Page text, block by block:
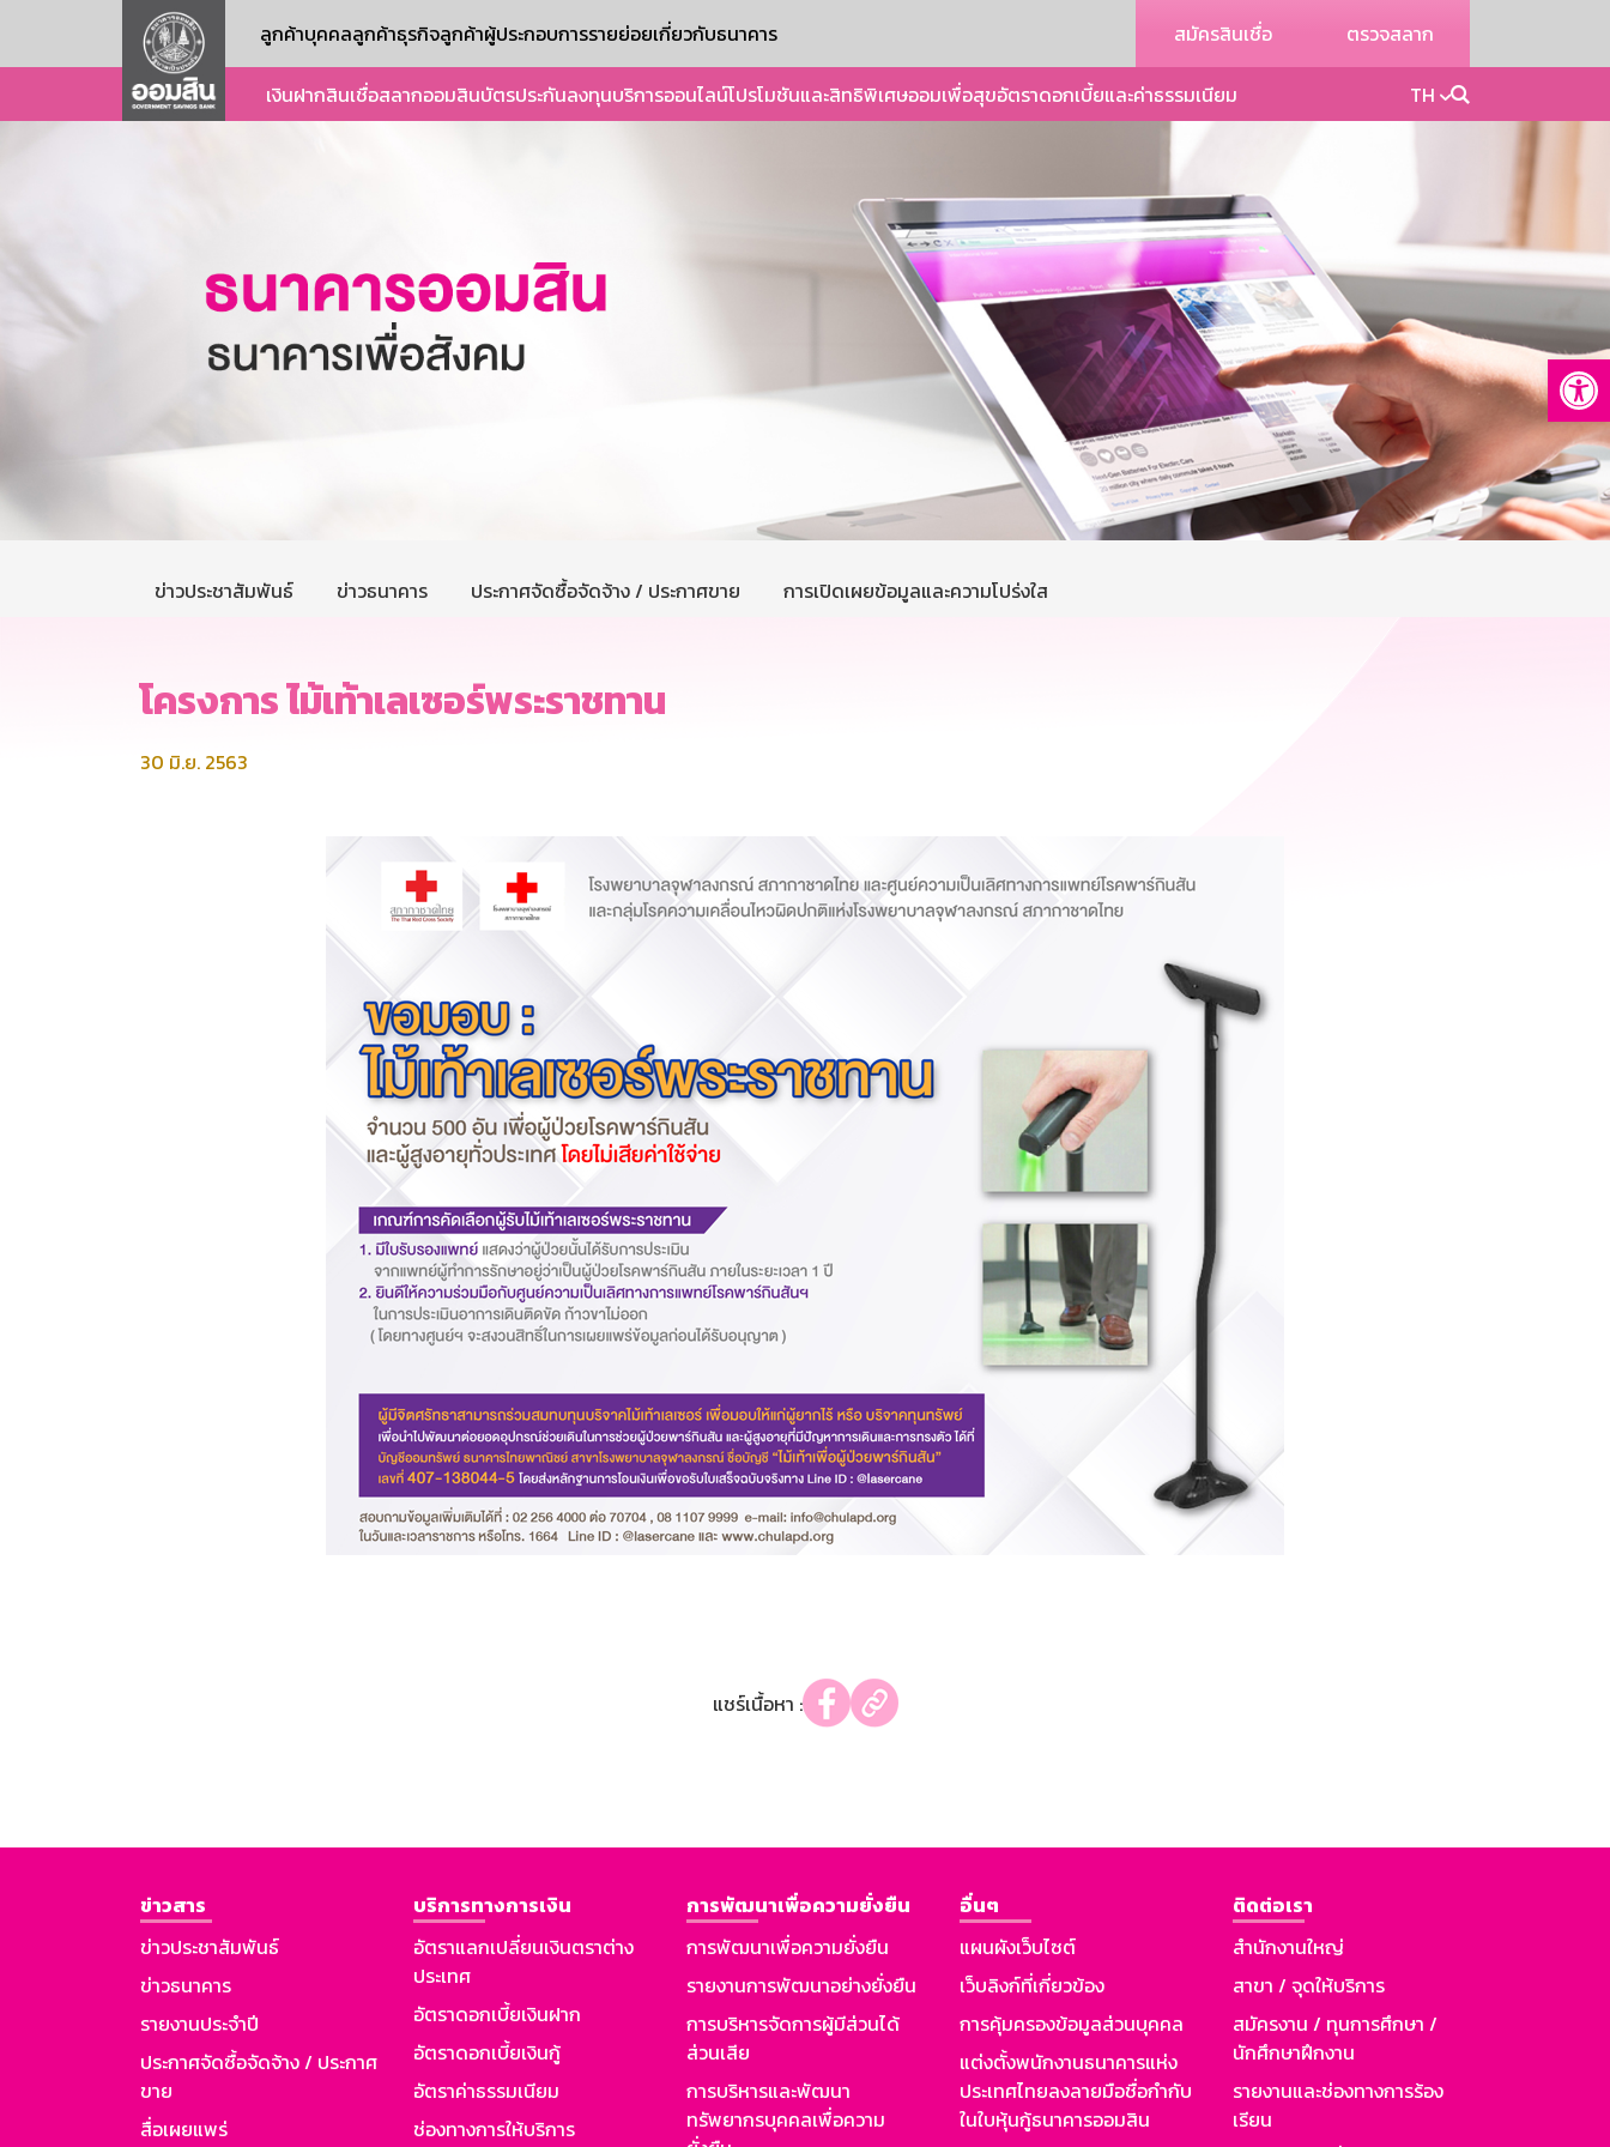
ลูกค้าบุคคลลูกค้าธุรกิจลูกค้าผู้ประกอบการรายย่อยเกี่ยวกับธนาคาร สมัครสินเชื่อ ตรวจสลาก
เงินฝากสินเชื่อสลากออมสินบัตรประกันลงทุนบริการออนไลน์โปรโมชันและสิทธิพิเศษออมเพื่อสุขอัตราดอกเบี้ยและค่าธรรมเนียม TH
ข่าวประชาสัมพันธ์ ข่าวธนาคาร ประกาศจัดซื้อจัดจ้าง / ประกาศขาย การเปิดเผยข้อมูลและความโปร่งใส
โครงการ ไม้เท้าเลเซอร์พระราชทาน
30 มิ.ย. 2563
แชร์เนื้อหา :
ข่าวสาร
ข่าวประชาสัมพันธ์
ข่าวธนาคาร
รายงานประจำปี
ประกาศจัดซื้อจัดจ้าง / ประกาศ
ขาย
สื่อเผยแพร่
บริการทางการเงิน
อัตราแลกเปลี่ยนเงินตราต่าง
ประเทศ
อัตราดอกเบี้ยเงินฝาก
อัตราดอกเบี้ยเงินกู้
อัตราค่าธรรมเนียม
ช่องทางการให้บริการ
การพัฒนาเพื่อความยั่งยืน
การพัฒนาเพื่อความยั่งยืน
รายงานการพัฒนาอย่างยั่งยืน
การบริหารจัดการผู้มีส่วนได้
ส่วนเสีย
การบริหารและพัฒนา
ทรัพยากรบุคคลเพื่อความ
อื่นๆ
แผนผังเว็บไซต์
เว็บลิงก์ที่เกี่ยวข้อง
การคุ้มครองข้อมูลส่วนบุคคล
แต่งตั้งพนักงานธนาคารแห่ง
ประเทศไทยลงลายมือชื่อกำกับ
ในใบหุ้นกู้ธนาคารออมสิน
ติดต่อเรา
สำนักงานใหญ่
สาขา / จุดให้บริการ
สมัครงาน / ทุนการศึกษา /
นักศึกษาฝึกงาน
รายงานและช่องทางการร้อง
เรียน